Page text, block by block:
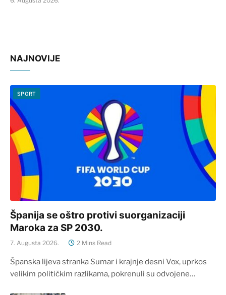
NAJNOVIJE
SPORT
Španija se oštro protivi suorganizaciji
Maroka za SP 2030.
7. Augusta 2026. 2 Mins Read
Španska lijeva stranka Sumar i krajnje desni Vox, uprkos
velikim političkim razlikama, pokrenuli su odvojene…